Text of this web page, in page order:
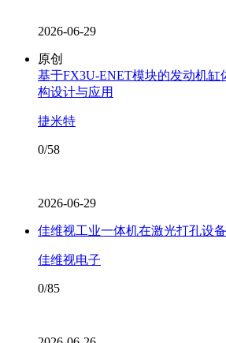
2026-06-29
原创
基于FX3U-ENET模块的发动机缸
构设计与应用
捷米特
0/58
2026-06-29
佳维视工业一体机在激光打孔设
佳维视电子
0/85